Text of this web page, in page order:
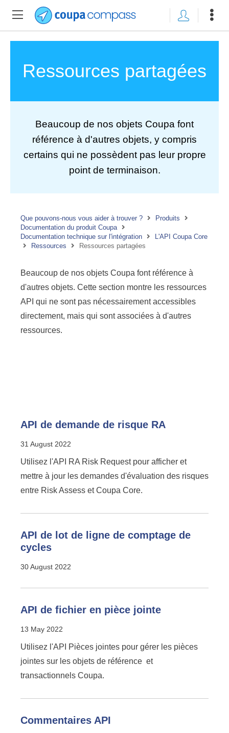
Ressources partagées
Beaucoup de nos objets Coupa font
référence à d'autres objets, y compris
certains qui ne possèdent pas leur propre
point de terminaison.
Que pouvons-nous vous aider à trouver ?
Produits
Documentation du produit Coupa
Documentation technique sur l'intégration
L'API Coupa Core
Ressources
Ressources partagées
Beaucoup de nos objets Coupa font référence à
d'autres objets. Cette section montre les ressources
API qui ne sont pas nécessairement accessibles
directement, mais qui sont associées à d'autres
ressources.
API de demande de risque RA
31 August 2022
Utilisez l'API RA Risk Request pour afficher et
mettre à jour les demandes d'évaluation des risques
entre Risk Assess et Coupa Core.
API de lot de ligne de comptage de
cycles
30 August 2022
API de fichier en pièce jointe
13 May 2022
Utilisez l'API Pièces jointes pour gérer les pièces
jointes sur les objets de référence et
transactionnels Coupa.
Commentaires API